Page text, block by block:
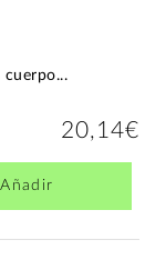
cuerpo...
20,14€
Añadir